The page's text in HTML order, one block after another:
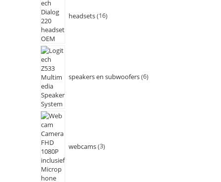
headsets 16
speakers en subwoofers 6
webcams 3